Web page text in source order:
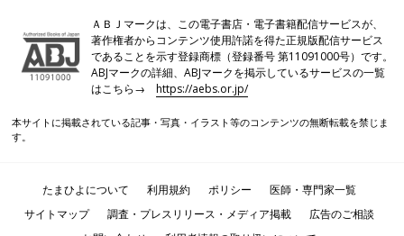
ＡＢＪマークは、この電子書店・電子書籍配信サービスが、
著作権者からコンテンツ使用許諾を得た正規版配信サービス
であることを示す登録商標（登録番号 第11091000号）です。
ABJマークの詳細、ABJマークを掲示しているサービスの一覧
はこちら→https://aebs.or.jp/
本サイトに掲載されている記事・写真・イラスト等のコンテンツの無断転載を禁じま
す。
たまひよについて 利用規約 ポリシー
医師・専門家一覧
サイトマップ
調査・プレスリリース・メディア掲載
広告のご相談